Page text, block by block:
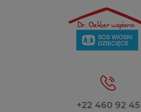
+22 460 92 45